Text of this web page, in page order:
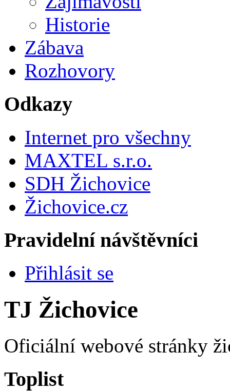
Historie
Zábava
Rozhovory
Odkazy
Internet pro všechny
MAXTEL s.r.o.
SDH Žichovice
Žichovice.cz
Pravidelní návštěvníci
Přihlásit se
TJ Žichovice
Oficiální webové stránky
Toplist